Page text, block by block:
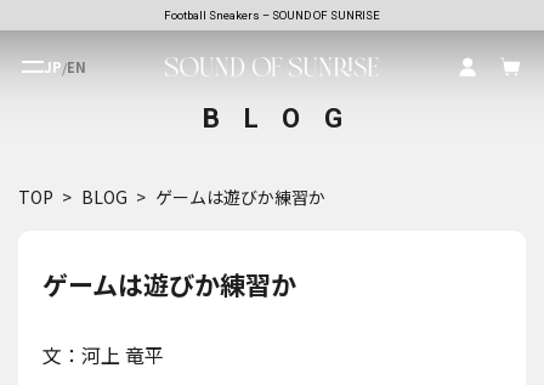
Football Sneakers – SOUND OF SUNRISE
JP/EN
BLOG
TOP BLOG ゲームは遊びか練習か
ゲームは遊びか練習か
文：河上 竜平